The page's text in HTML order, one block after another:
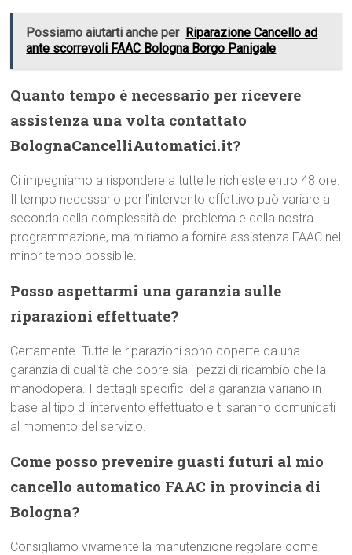
Possiamo aiutarti anche per Riparazione Cancello ad
ante scorrevoli FAAC Bologna Borgo Panigale
Quanto tempo è necessario per ricevere
assistenza una volta contattato
BolognaCancelliAutomatici.it?
Ci impegniamo a rispondere a tutte le richieste entro 48 ore.
Il tempo necessario per l’intervento effettivo può variare a
seconda della complessità del problema e della nostra
programmazione, ma miriamo a fornire assistenza FAAC nel
minor tempo possibile.
Posso aspettarmi una garanzia sulle
riparazioni effettuate?
Certamente. Tutte le riparazioni sono coperte da una
garanzia di qualità che copre sia i pezzi di ricambio che la
manodopera. I dettagli specifici della garanzia variano in
base al tipo di intervento effettuato e ti saranno comunicati
al momento del servizio.
Come posso prevenire guasti futuri al mio
cancello automatico FAAC in provincia di
Bologna?
Consigliamo vivamente la manutenzione regolare come